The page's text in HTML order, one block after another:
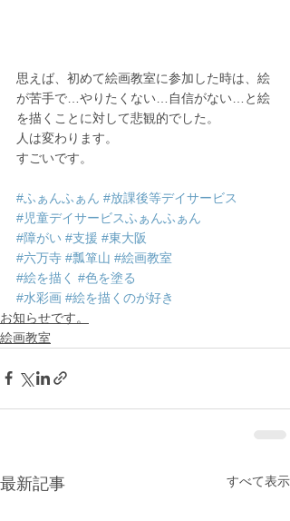
思えば、初めて絵画教室に参加した時は、絵
が苦手で…やりたくない…自信がない…と絵
を描くことに対して悲観的でした。
人は変わります。
すごいです。
#ふぁんふぁん #放課後等デイサービス
#児童デイサービスふぁんふぁん
#障がい #支援 #東大阪
#六万寺 #瓢箪山 #絵画教室
#絵を描く #色を塗る
#水彩画 #絵を描くのが好き
お知らせです。
絵画教室
最新記事 すべて表示